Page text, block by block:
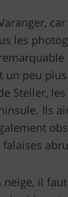
les
peu
Steller, les
Ils
neige, il